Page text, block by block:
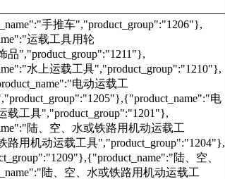
手推车","product_group":"1206"},
运载工具用轮
品","product_group":"1211"},
水上运载工具","product_group":"1210"},
电动运载工
电
载工具","product_group":"1201"},
陆、空、水或铁路用机动运载工
路用机动运载工具","product_group":"1204"},
陆、空、
陆、空、水或铁路用机动运载工